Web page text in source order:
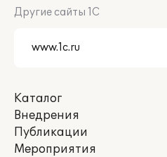
Другие сайты 1С
Каталог
Внедрения
Публикации
Мероприятия